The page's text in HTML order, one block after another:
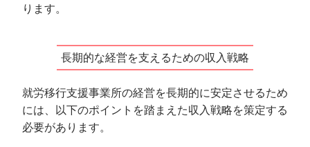
ります。
長期的な経営を支えるための収入戦略
就労移行支援事業所の経営を長期的に安定させるため
には、以下のポイントを踏まえた収入戦略を策定する
必要があります。